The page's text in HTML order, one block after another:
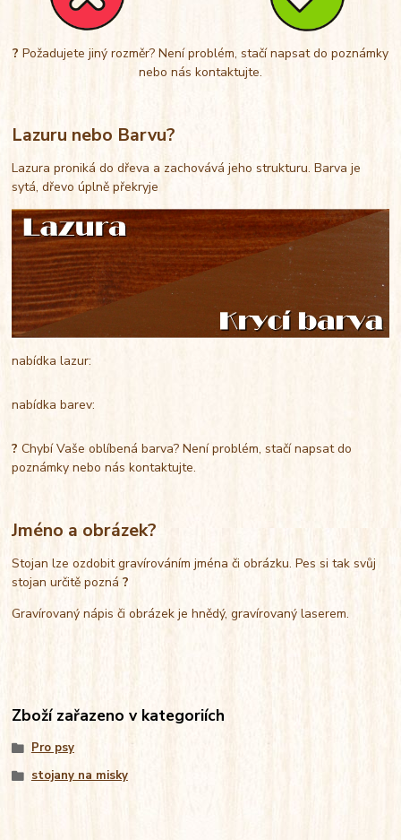
? Požadujete jiný rozměr? Není problém, stačí napsat do poznámky
nebo nás kontaktujte.
Lazuru nebo Barvu?
Lazura proniká do dřeva a zachovává jeho strukturu. Barva je
sytá, dřevo úplně překryje
nabídka lazur:
nabídka barev:
?Chybí Vaše oblíbená barva? Není problém, stačí napsat do
poznámky nebo nás kontaktujte.
Jméno a obrázek?
Stojan lze ozdobit gravírováním jména či obrázku. Pes si tak svůj
stojan určitě pozná?
Gravírovaný nápis či obrázek je hnědý, gravírovaný laserem.
Zboží zařazeno v kategoriích
Pro psy
stojany na misky